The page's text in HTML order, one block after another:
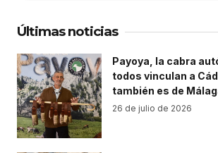
Últimas noticias
Payoya, la cabra
todos vinculan a
también es de
26 de julio de 2026